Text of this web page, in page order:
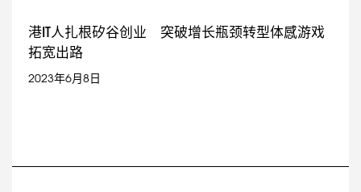
港IT人扎根矽谷创业 突破增长瓶颈转型体感游戏
拓宽出路
2023年6月8日